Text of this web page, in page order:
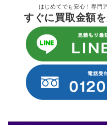
はじめてでも安心！専門
すぐに買取金額